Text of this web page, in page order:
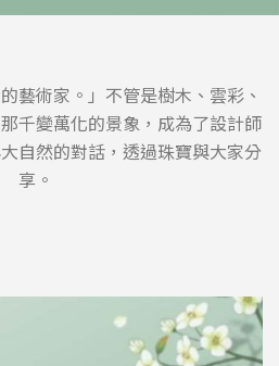
藝術家。」不管是樹木、雲彩、
千變萬化的景象，成為了設計師
自然的對話，透過珠寶與大家分
享。